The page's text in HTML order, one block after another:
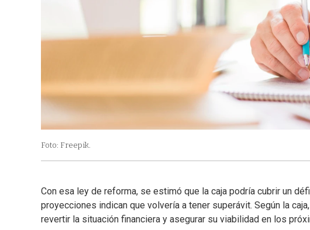
Foto: Freepik.
Con esa ley de reforma, se estimó que la caja podría cubrir un
proyecciones indican que volvería a tener superávit. Según la
revertir la situación financiera y asegurar su viabilidad en los